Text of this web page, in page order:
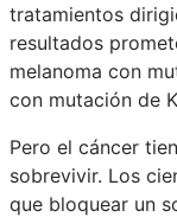
tratamientos
resultados
melanoma con
con mutación de
Pero el cáncer
sobrevivir. Los
que bloquear un